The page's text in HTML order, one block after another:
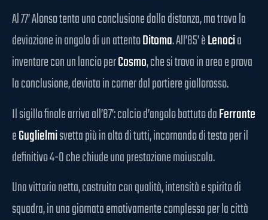
Al 77’ Alonso tenta una conclusione dalla distanza, ma trova la
deviazione in angolo di un attentoDitoma. All’85’ èLenocia
inventare con un lancio perCosmo, che si trova in area e prova
la conclusione, deviata in corner dal portiere giallorosso.
Il sigillo finale arriva all’87’: calcio d’angolo battuto daFerrante
eGuglielmisvetta più in alto di tutti, incornando di testa per il
definitivo 4-0 che chiude una prestazione maiuscola.
Una vittoria netta, costruita con qualità, intensità e spirito di
squadra, in una giornata emotivamente complessa per la città